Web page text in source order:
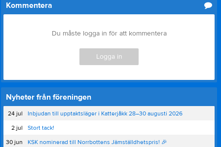
Kommentera
Du måste logga in för att kommentera
Logga in
Nyheter från föreningen
24 jul
Inbjudan till upptaktsläger i Katterjåkk 28–30 augusti 2026
2 jul
Stort tack!
30 jun
KSK nominerad till Norrbottens Jämställdhetspris! 🎉